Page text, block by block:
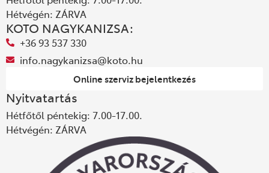
Hétvégén: ZÁRVA
KOTO NAGYKANIZSA:
+36 93 537 330
info.nagykanizsa@koto.hu
Online szerviz bejelentkezés
Nyitvatartás
Hétfőtől péntekig: 7.00-17.00.
Hétvégén: ZÁRVA